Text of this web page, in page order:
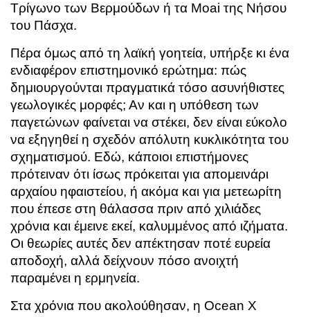
Τρίγωνο των Βερμούδων ή τα Moai της Νήσου
του Πάσχα.
Πέρα όμως από τη λαϊκή γοητεία, υπήρξε κι ένα
ενδιαφέρον επιστημονικό ερώτημα: πώς
δημιουργούνται πραγματικά τόσο ασυνήθιστες
γεωλογικές μορφές; Αν και η υπόθεση των
παγετώνων φαίνεται να στέκει, δεν είναι εύκολο
να εξηγηθεί η σχεδόν απόλυτη κυκλικότητα του
σχηματισμού. Εδώ, κάποιοι επιστήμονες
πρότειναν ότι ίσως πρόκειται για απομεινάρι
αρχαίου ηφαιστείου, ή ακόμα και για μετεωρίτη
που έπεσε στη θάλασσα πριν από χιλιάδες
χρόνια και έμεινε εκεί, καλυμμένος από ιζήματα.
Οι θεωρίες αυτές δεν απέκτησαν ποτέ ευρεία
αποδοχή, αλλά δείχνουν πόσο ανοιχτή
παραμένει η ερμηνεία.
Στα χρόνια που ακολούθησαν, η Ocean X